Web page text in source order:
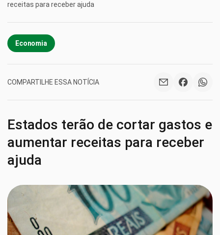
receitas para receber ajuda
Economia
COMPARTILHE ESSA NOTÍCIA
Estados terão de cortar gastos e
aumentar receitas para receber
ajuda